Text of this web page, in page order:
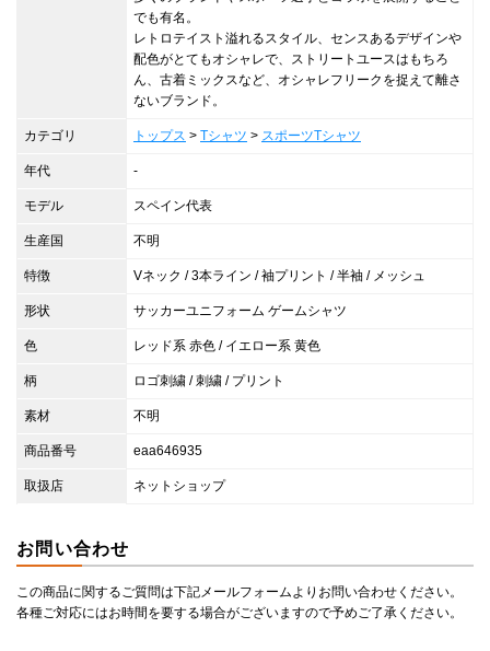
でも有名。
レトロテイスト溢れるスタイル、センスあるデザインや
配色がとてもオシャレで、ストリートユースはもちろ
ん、古着ミックスなど、オシャレフリークを捉えて離さ
ないブランド。
カテゴリ トップス > Tシャツ > スポーツTシャツ
年代 -
モデル スペイン代表
生産国 不明
特徴 Vネック / 3本ライン / 袖プリント / 半袖 / メッシュ
形状 サッカーユニフォーム ゲームシャツ
色 レッド系 赤色 / イエロー系 黄色
柄 ロゴ刺繍 / 刺繍 / プリント
素材 不明
商品番号 eaa646935
取扱店 ネットショップ
お問い合わせ
この商品に関するご質問は下記メールフォームよりお問い合わせください。
各種ご対応にはお時間を要する場合がございますので予めご了承ください。